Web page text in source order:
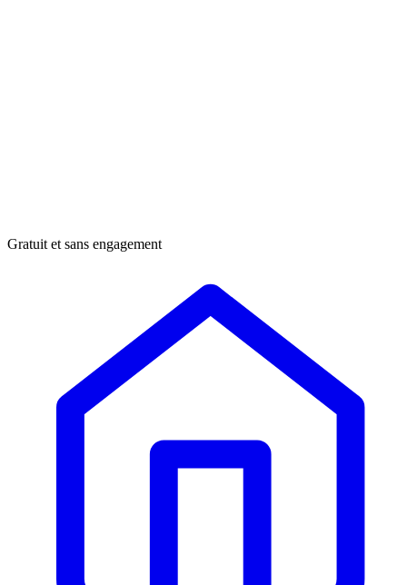
Gratuit et sans engagement